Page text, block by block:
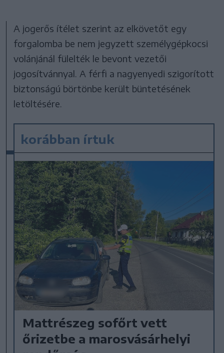
A jogerős ítélet szerint az elkövetőt egy
forgalomba be nem jegyzett személygépkocsi
volánjánál fülelték le bevont vezetői
jogosítvánnyal. A férfi a nagyenyedi szigorított
biztonságú börtönbe került büntetésének
letöltésére.
korábban írtuk
Mattrészeg sofőrt vett
őrizetbe a marosvásárhelyi